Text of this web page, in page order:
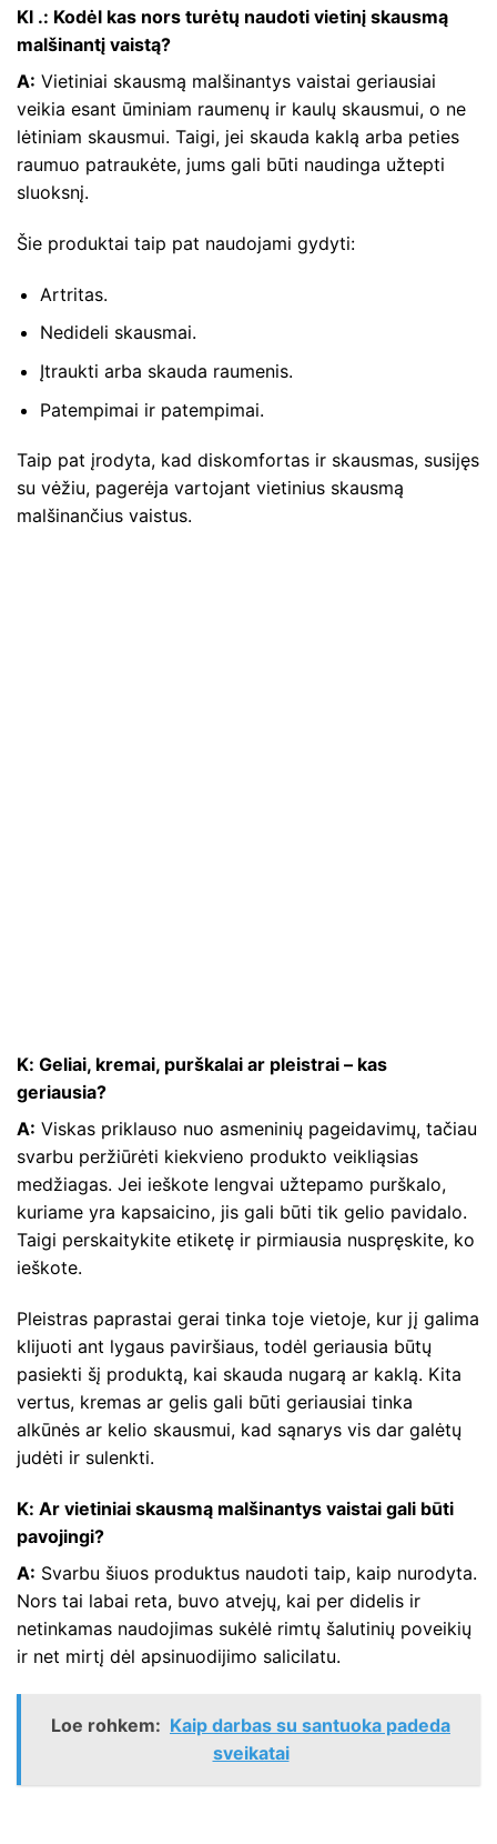
Kl .: Kodėl kas nors turėtų naudoti vietinį skausmą
malšinantį vaistą?
A: Vietiniai skausmą malšinantys vaistai geriausiai
veikia esant ūminiam raumenų ir kaulų skausmui, o ne
lėtiniam skausmui. Taigi, jei skauda kaklą arba peties
raumuo patraukėte, jums gali būti naudinga užtepti
sluoksnį.
Šie produktai taip pat naudojami gydyti:
Artritas.
Nedideli skausmai.
Įtraukti arba skauda raumenis.
Patempimai ir patempimai.
Taip pat įrodyta, kad diskomfortas ir skausmas, susijęs
su vėžiu, pagerėja vartojant vietinius skausmą
malšinančius vaistus.
K: Geliai, kremai, purškalai ar pleistrai – kas
geriausia?
A: Viskas priklauso nuo asmeninių pageidavimų, tačiau
svarbu peržiūrėti kiekvieno produkto veikliąsias
medžiagas. Jei ieškote lengvai užtepamo purškalo,
kuriame yra kapsaicino, jis gali būti tik gelio pavidalo.
Taigi perskaitykite etiketę ir pirmiausia nuspręskite, ko
ieškote.
Pleistras paprastai gerai tinka toje vietoje, kur jį galima
klijuoti ant lygaus paviršiaus, todėl geriausia būtų
pasiekti šį produktą, kai skauda nugarą ar kaklą. Kita
vertus, kremas ar gelis gali būti geriausiai tinka
alkūnės ar kelio skausmui, kad sąnarys vis dar galėtų
judėti ir sulenkti.
K: Ar vietiniai skausmą malšinantys vaistai gali būti
pavojingi?
A: Svarbu šiuos produktus naudoti taip, kaip nurodyta.
Nors tai labai reta, buvo atvejų, kai per didelis ir
netinkamas naudojimas sukėlė rimtų šalutinių poveikių
ir net mirtį dėl apsinuodijimo salicilatu.
Loe rohkem: Kaip darbas su santuoka padeda
sveikatai